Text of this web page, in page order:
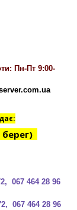
Пн-Пт 9:00-
берег)
067 464 28 96
067 464 28 96